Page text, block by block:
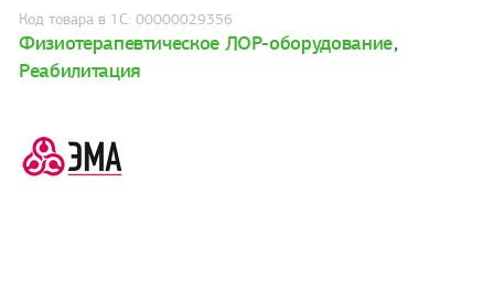
Код товара в 1С: 00000029356
Физиотерапевтическое ЛОР-оборудование,
Реабилитация